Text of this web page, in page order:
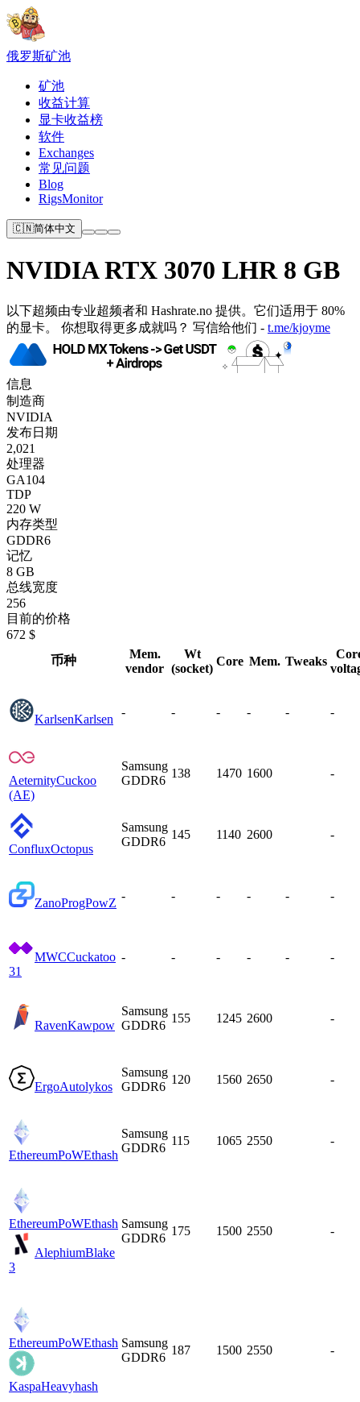
俄罗斯矿池
矿池
收益计算
显卡收益榜
软件
Exchanges
常见问题
Blog
RigsMonitor
🇨🇳简体中文
NVIDIA RTX 3070 LHR 8 GB
以下超频由专​​业超频者和 Hashrate.no 提供。它们适用于 80%
的显卡。 你想取得更多成就吗？ 写信给他们 - t.me/kjoyme
信息
制造商
NVIDIA
发布日期
2,021
处理器
GA104
TDP
220 W
内存类型
GDDR6
记忆
8 GB
总线宽度
256
目前的价格
672 $
币种
Mem.
vendor
Wt
(socket)
Core Mem. Tweaks
KarlsenKarlsen
- - - - - -
AeternityCuckoo
(AE)
Samsung
GDDR6
138 1470 1600 -
ConfluxOctopus
Samsung
GDDR6
145 1140 2600 -
ZanoProgPowZ
- - - - - -
MWCCuckatoo
31
- - - - - -
RavenKawpow
Samsung
GDDR6
155 1245 2600 -
ErgoAutolykos
Samsung
GDDR6
120 1560 2650 -
EthereumPoWEthash
Samsung
GDDR6
115 1065 2550 -
EthereumPoWEthash
AlephiumBlake
3
Samsung
GDDR6
175 1500 2550 -
EthereumPoWEthash
KaspaHeavyhash
Samsung
GDDR6
187 1500 2550 -